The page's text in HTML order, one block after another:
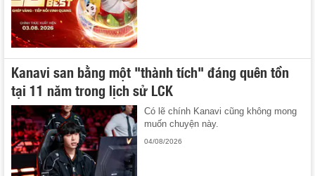
Kanavi san bằng một "thành tích" đáng quên tồn
tại 11 năm trong lịch sử LCK
Có lẽ chính Kanavi cũng không mong
muốn chuyện này.
04/08/2026